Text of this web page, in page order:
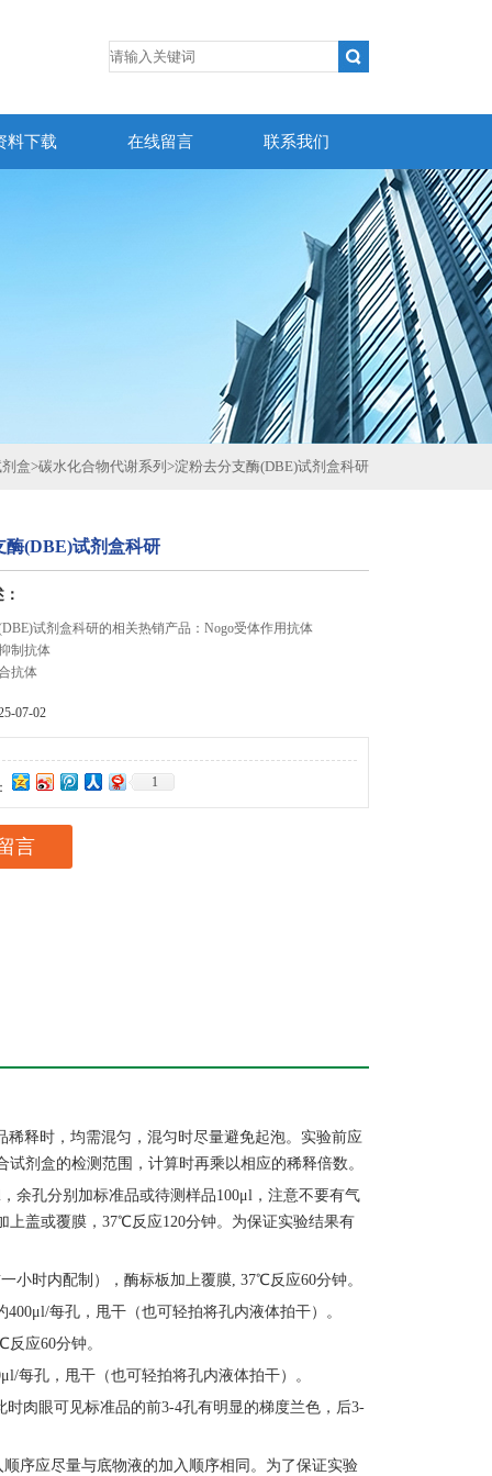
料下载 在线留言 联系我们
盒>碳水化合物代谢系列 >淀粉去分支酶(DBE)试剂盒科研
酶(DBE)试剂盒科研
试剂盒科研的相关热销产品：Nogo受体作用抗体
制抗体
抗体
07-02
1
言
释时，均需混匀，混匀时尽量避免起泡。实验前应
剂盒的检测范围，计算时再乘以相应的稀释倍数。
孔分别加标准品或待测样品100μl，注意不要有气
盖或覆膜，37℃反应120分钟。为保证实验结果有
时内配制），酶标板加上覆膜, 37℃反应60分钟。
每孔，甩干（也可轻拍将孔内液体拍干）。
应60分钟。
孔，甩干（也可轻拍将孔内液体拍干）。
眼可见标准品的前3-4孔有明显的梯度兰色，后3-
应尽量与底物液的加入顺序相同。为了保证实验